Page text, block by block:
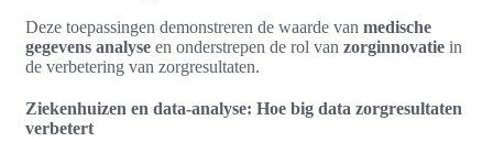
Deze toepassingen demonstreren de waarde van medische
gegevens analyse en onderstrepen de rol van zorginnovatie in
de verbetering van zorgresultaten.
Ziekenhuizen en data-analyse: Hoe big data zorgresultaten
verbetert